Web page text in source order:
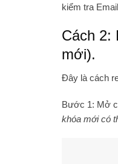
kiểm tra
Cách 2:
mới).
Đây là cách
Bước 1: Mở
khóa mới có